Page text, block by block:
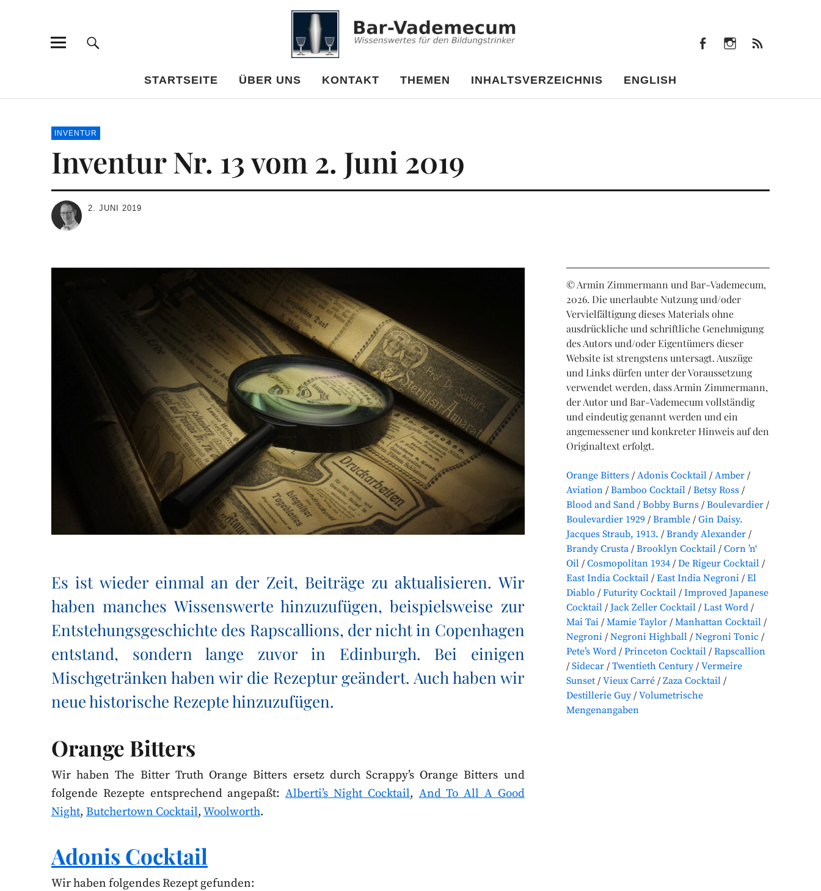
Bar-Vademecum
STARTSEITE ÜBER UNS KONTAKT THEMEN INHALTSVERZEICHNIS ENGLISH
INVENTUR
Inventur Nr. 13 vom 2. Juni 2019
2. JUNI 2019
Es ist wieder einmal an der Zeit, Beiträge zu aktualisieren. Wir
haben manches Wissenswerte hinzuzufügen, beispielsweise zur
Entstehungsgeschichte des Rapscallions, der nicht in Copenhagen
entstand, sondern lange zuvor in Edinburgh. Bei einigen
Mischgetränken haben wir die Rezeptur geändert. Auch haben wir
neue historische Rezepte hinzuzufügen.
Orange Bitters
Wir haben The Bitter Truth Orange Bitters ersetz durch Scrappy’s Orange Bitters und
folgende Rezepte entsprechend angepaßt:Alberti’s Night Cocktail, And To All A Good
Night, Butchertown Cocktail, Woolworth.
Adonis Cocktail
Wir haben folgendes Rezept gefunden:
© Armin Zimmermann und Bar-Vademecum,
2026. Die unerlaubte Nutzung und/oder
Vervielfältigung dieses Materials ohne
ausdrückliche und schriftliche Genehmigung
des Autors und/oder Eigentümers dieser
Website ist strengstens untersagt. Auszüge
und Links dürfen unter der Voraussetzung
verwendet werden, dass Armin Zimmermann,
der Autor und Bar-Vademecum vollständig
und eindeutig genannt werden und ein
angemessener und konkreter Hinweis auf den
Originaltext erfolgt.
Orange Bitters Adonis Cocktail
Amber
Aviation
Bamboo Cocktail
Betsy Ross
Blood and Sand
Bobby Burns
Boulevardier
Boulevardier 1929
Bramble
Gin Daisy.
Jacques Straub, 1913.
Brandy Alexander
Brandy Crusta
Brooklyn Cocktail
Corn ’n‘
Oil
Cosmopolitan 1934
De Rigeur Cocktail
East India Cocktail
East India Negroni
El
Diablo
Futurity Cocktail
Improved Japanese
Cocktail
Jack Zeller Cocktail
Last Word
Mai Tai
Mamie Taylor
Manhattan Cocktail
Negroni
Negroni Highball
Negroni Tonic
Pete’s Word
Princeton Cocktail
Rapscallion
Sidecar
Twentieth Century
Vermeire
Sunset
Vieux Carré
Zaza Cocktail
Destillerie Guy
Volumetrische
Mengenangaben